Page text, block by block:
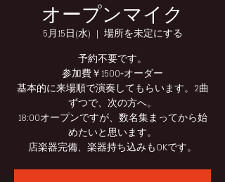
オープンマイク
5月15日(水)
  |
場所を未定にする
予約不要です。
参加費￥1500+オーダー
基本的に来場順で演奏してもらいます。2曲
ずつで、次の方へ。
18:00オープンですが、数名集まってから始
めたいと思います。